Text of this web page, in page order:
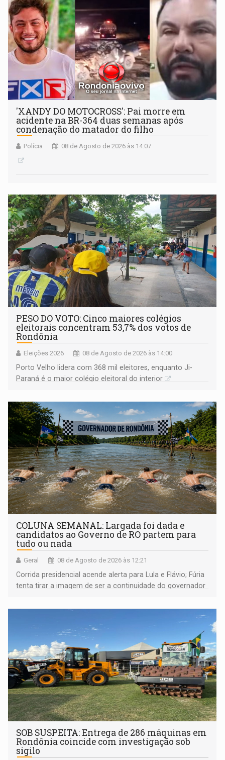
'XANDY DO MOTOCROSS': Pai morre em
acidente na BR-364 duas semanas após
condenação do matador do filho
Polícia 08 de Agosto de 2026 às 14:07
PESO DO VOTO: Cinco maiores colégios
eleitorais concentram 53,7% dos votos de
Rondônia
Eleições 2026 08 de Agosto de 2026 às 14:00
Porto Velho lidera com 368 mil eleitores, enquanto Ji-
Paraná é o maior colégio eleitoral do interior
COLUNA SEMANAL: Largada foi dada e
candidatos ao Governo de RO partem para
tudo ou nada
Geral 08 de Agosto de 2026 às 12:21
Corrida presidencial acende alerta para Lula e Flávio; Fúria
tenta tirar a imagem de ser a continuidade do governador
não ter entrado no modo eleição; ABAV faz evento em
SOB SUSPEITA: Entrega de 286 máquinas em
Rondônia coincide com investigação sob
sigilo